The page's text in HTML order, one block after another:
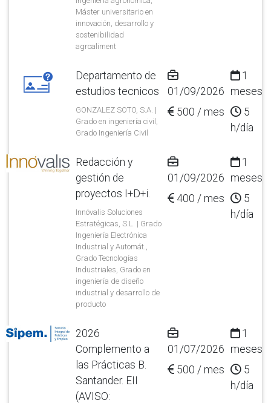
Máster universitario en
innovación, desarrollo y
sostenibilidad
agroaliment
Departamento de
estudios tecnicos
GONZALEZ SOTO, S.A. |
Grado en ingeniería civil,
Grado Ingeniería Civil
01/09/2026
500 / mes
1
meses
5
h/día
Redacción y
gestión de
proyectos I+D+i.
Innóvalis Soluciones
Estratégicas, S.L. | Grado
Ingeniería Electrónica
Industrial y Automát.,
Grado Tecnologías
Industriales, Grado en
ingeniería de diseño
industrial y desarrollo de
producto
01/09/2026
400 / mes
1
meses
5
h/día
2026
Complemento a
las Prácticas B.
Santander. EII
(AVISO:
01/07/2026
500 / mes
1
meses
5
h/día